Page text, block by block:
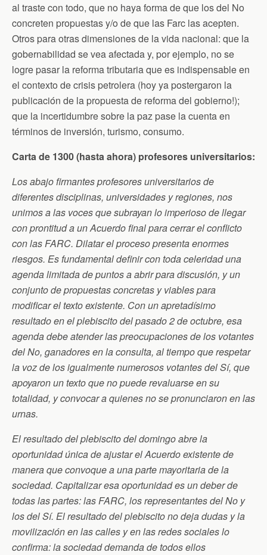
al traste con todo, que no haya forma de que los del No
concreten propuestas y/o de que las Farc las acepten.
Otros para otras dimensiones de la vida nacional: que la
gobernabilidad se vea afectada y, por ejemplo, no se
logre pasar la reforma tributaria que es indispensable en
el contexto de crisis petrolera (hoy ya postergaron la
publicación de la propuesta de reforma del gobierno!);
que la incertidumbre sobre la paz pase la cuenta en
términos de inversión, turismo, consumo.
Carta de 1300 (hasta ahora) profesores universitarios:
Los abajo firmantes profesores universitarios de
diferentes disciplinas, universidades y regiones, nos
unimos a las voces que subrayan lo imperioso de llegar
con prontitud a un Acuerdo final para cerrar el conflicto
con las FARC. Dilatar el proceso presenta enormes
riesgos. Es fundamental definir con toda celeridad una
agenda limitada de puntos a abrir para discusión, y un
conjunto de propuestas concretas y viables para
modificar el texto existente. Con un apretadísimo
resultado en el plebiscito del pasado 2 de octubre, esa
agenda debe atender las preocupaciones de los votantes
del No, ganadores en la consulta, al tiempo que respetar
la voz de los igualmente numerosos votantes del Sí, que
apoyaron un texto que no puede revaluarse en su
totalidad, y convocar a quienes no se pronunciaron en las
urnas.
El resultado del plebiscito del domingo abre la
oportunidad única de ajustar el Acuerdo existente de
manera que convoque a una parte mayoritaria de la
sociedad. Capitalizar esa oportunidad es un deber de
todas las partes: las FARC, los representantes del No y
los del Sí. El resultado del plebiscito no deja dudas y la
movilización en las calles y en las redes sociales lo
confirma: la sociedad demanda de todos ellos